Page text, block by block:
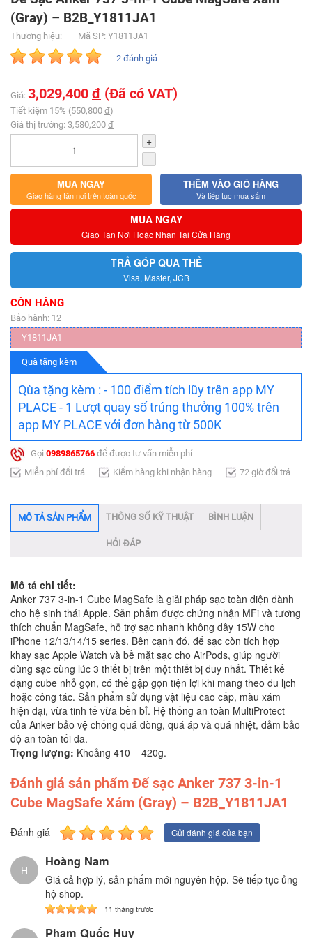
(Gray) – B2B_Y1811JA1
Thương hiệu: Mã SP: Y1811JA1
2 đánh giá
Giá: 3,029,400 đ (Đã có VAT)
Tiết kiệm 15% (550,800 đ)
Giá thị trường: 3,580,200 đ
+
-
MUA NGAY
Giao hàng tận nơi trên toàn quốc
THÊM VÀO GIỎ HÀNG
Và tiếp tục mua sắm
MUA NGAY
Giao Tận Nơi Hoặc Nhận Tại Cửa Hàng
TRẢ GÓP QUA THẺ
Visa, Master, JCB
CÒN HÀNG
Bảo hành: 12
Y1811JA1
Quà tặng kèm
Qùa tặng kèm : - 100 điểm tích lũy trên app MY
PLACE - 1 Lượt quay số trúng thưởng 100% trên
app MY PLACE với đơn hàng từ 500K
Gọi 0989865766 để được tư vấn miễn phí
Miễn phí đổi trả
Kiểm hàng khi nhận hàng 72 giờ đổi trả
MÔ TẢ SẢN PHẨM THÔNG SỐ KỸ THUẬT BÌNH LUẬN
HỎI ĐÁP
Mô tả chi tiết:
Anker 737 3-in-1 Cube MagSafe là giải pháp sạc toàn diện dành
cho hệ sinh thái Apple. Sản phẩm được chứng nhận MFi và tương
thích chuẩn MagSafe, hỗ trợ sạc nhanh không dây 15W cho
iPhone 12/13/14/15 series. Bên cạnh đó, đế sạc còn tích hợp
khay sạc Apple Watch và bề mặt sạc cho AirPods, giúp người
dùng sạc cùng lúc 3 thiết bị trên một thiết bị duy nhất. Thiết kế
dạng cube nhỏ gọn, có thể gập gọn tiện lợi khi mang theo du lịch
hoặc công tác. Sản phẩm sử dụng vật liệu cao cấp, màu xám
hiện đại, vừa tinh tế vừa bền bỉ. Hệ thống an toàn MultiProtect
của Anker bảo vệ chống quá dòng, quá áp và quá nhiệt, đảm bảo
độ an toàn tối đa.
Trọng lượng: Khoảng 410 – 420g.
Đánh giá sản phẩm Đế sạc Anker 737 3-in-1
Cube MagSafe Xám (Gray) – B2B_Y1811JA1
Đánh giá Gửi đánh giá của bạn
H
Hoàng Nam
Giá cả hợp lý, sản phẩm mới nguyên hộp. Sẽ tiếp tục ủng
hộ shop.
11 tháng trước
Phạm Quốc Huy